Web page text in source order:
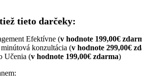
tieto darčeky:
Efektívne (v hodnote 199,00€
konzultácia (v hodnote 299,00€
Učenia (v hodnote 199,00€ zdarma)